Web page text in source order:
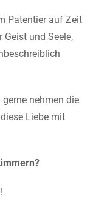
Patentier auf Zeit
Geist und Seele,
nehmen die
Liebe mit